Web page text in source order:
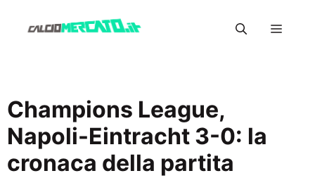
Menu
Champions League,
Napoli-Eintracht 3-0: la
cronaca della partita